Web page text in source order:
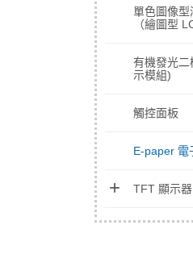
單色圖像型
（繪圖型
有機發光
示模組)
觸控面板
E-paper 電
TFT 顯示器